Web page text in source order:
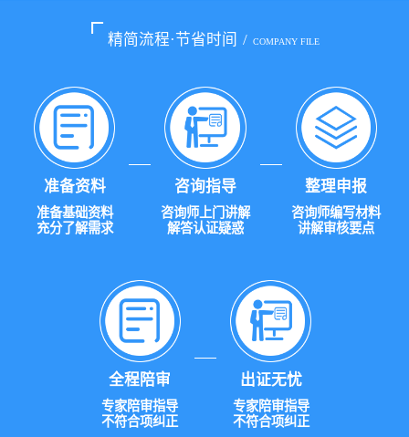
精简流程·节省时间 / COMPANY FILE
准备资料
准备基础资料
充分了解需求
咨询指导
咨询师上门讲解
解答认证疑惑
整理申报
咨询师编写材料
讲解审核要点
全程陪审
专家陪审指导
不符合项纠正
出证无忧
专家陪审指导
不符合项纠正